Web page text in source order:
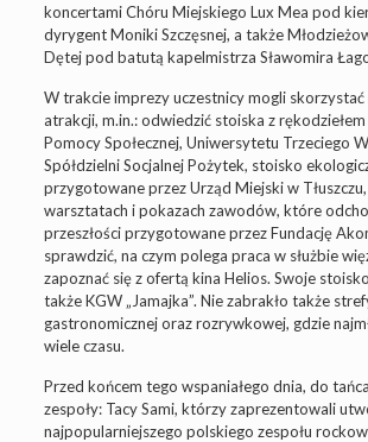
koncertami Chóru Miejskiego Lux Mea pod
dyrygent Moniki Szczęsnej, a także
Dętej pod batutą kapelmistrza Sławomira
W trakcie imprezy uczestnicy mogli skorzystać
atrakcji, m.in.: odwiedzić stoiska z
Pomocy Społecznej, Uniwersytetu Trzeciego
Spółdzielni Socjalnej Pożytek, stoisko
przygotowane przez Urząd Miejski w Tłuszczu,
warsztatach i pokazach zawodów, które
przeszłości przygotowane przez Fundację
sprawdzić, na czym polega praca w służbie
zapoznać się z ofertą kina Helios. Swoje
także KGW „Jamajka”. Nie zabrakło także
gastronomicznej oraz rozrywkowej, gdzie
wiele czasu.
Przed końcem tego wspaniałego dnia, do
zespoły: Tacy Sami, którzy zaprezentowali
najpopularniejszego polskiego zespołu